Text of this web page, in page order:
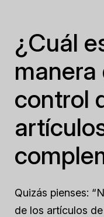
¿Cuál
manera
control
Quizás pienses:
de los artículos